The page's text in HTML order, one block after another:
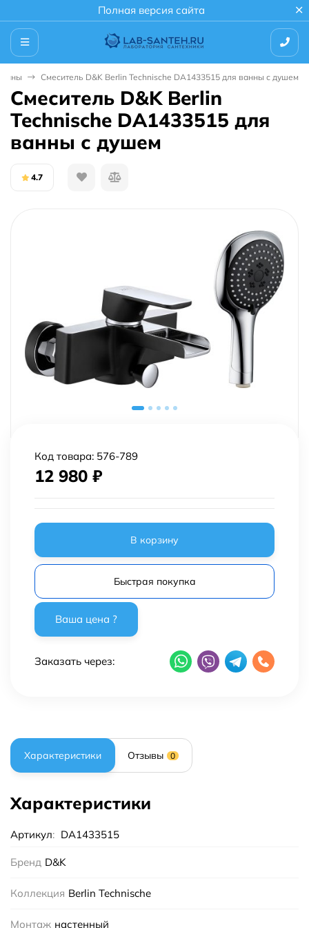
Полная версия сайта
Смеситель D&K Berlin Technische DA1433515 для ванны с душем
Смеситель D&K Berlin
Technische DA1433515 для
ванны с душем
4.7
Код товара: 576-789
12 980 ₽
В корзину
Быстрая покупка
Заказать через:
Характеристики Отзывы 0
Характеристики
Артикул: DA1433515
Бренд D&K
Коллекция Berlin Technische
Монтаж настенный